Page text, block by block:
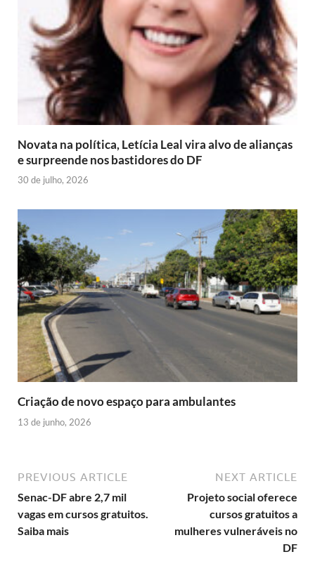
Novata na política, Letícia Leal vira alvo de alianças
e surpreende nos bastidores do DF
30 de julho, 2026
Criação de novo espaço para ambulantes
13 de junho, 2026
PREVIOUS ARTICLE
Senac-DF abre 2,7 mil
vagas em cursos gratuitos.
Saiba mais
NEXT ARTICLE
Projeto social oferece
cursos gratuitos a
mulheres vulneráveis no
DF